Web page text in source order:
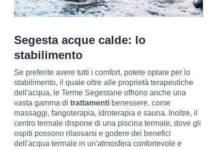
Segesta acque calde: lo
stabilimento
Se preferite avere tutti i comfort, potete optare per lo
stabilimento, il quale oltre alle proprietà terapeutiche
dell'acqua, le Terme Segestane offrono anche una
vasta gamma ditrattamenti benessere, come
massaggi, fangoterapia, idroterapia e sauna. Inoltre, il
centro termale dispone di una piscina termale, dove gli
ospiti possono rilassarsi e godere dei benefici
dell'acqua termale in un'atmosfera confortevole e